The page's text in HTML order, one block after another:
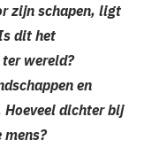
zijn schapen, ligt
dit het
wereld?
en
Hoeveel dichter bij
mens?